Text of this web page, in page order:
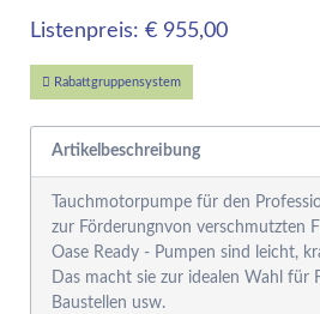
Listenpreis: € 955,00
Rabattgruppensystem
Artikelbeschreibung
Tauchmotorpumpe für den
zur Förderungnvon verschmutzten
Oase Ready - Pumpen sind leicht,
Das macht sie zur idealen Wahl für
Baustellen usw.